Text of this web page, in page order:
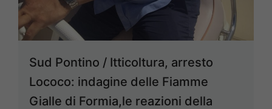
Sud Pontino / Itticoltura, arresto
Lococo: indagine delle Fiamme
Gialle di Formia,le reazioni della